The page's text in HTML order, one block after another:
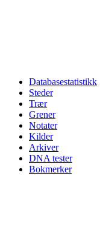
Databasestatistikk
Steder
Trær
Grener
Notater
Kilder
Arkiver
DNA tester
Bokmerker